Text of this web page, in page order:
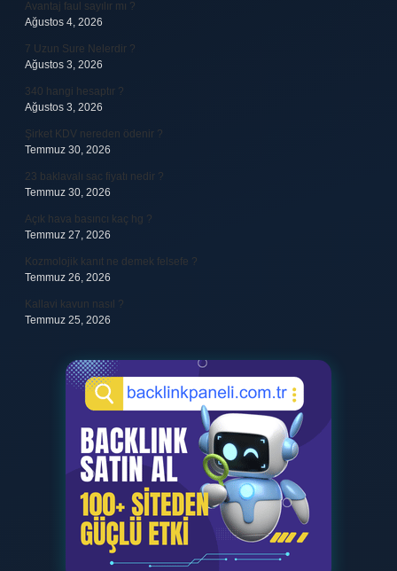
Avantaj faul sayılır mı ?
Ağustos 4, 2026
7 Uzun Sure Nelerdir ?
Ağustos 3, 2026
340 hangi hesaptır ?
Ağustos 3, 2026
Şirket KDV nereden ödenir ?
Temmuz 30, 2026
23 baklavalı sac fiyatı nedir ?
Temmuz 30, 2026
Açık hava basıncı kaç hg ?
Temmuz 27, 2026
Kozmolojik kanıt ne demek felsefe ?
Temmuz 26, 2026
Kallavi kavun nasıl ?
Temmuz 25, 2026